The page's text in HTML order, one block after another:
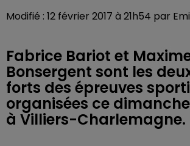
Modifié : 12 février 2017 à 21h54 par
Fabrice Bariot et
Bonsergent sont les
forts des épreuves
organisées ce dimanche
à Villiers-Charlemagne.